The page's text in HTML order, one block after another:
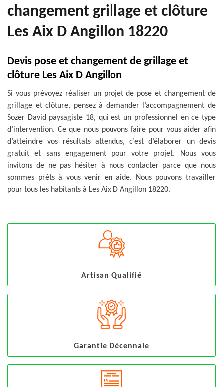
changement grillage et clôture
Les Aix D Angillon 18220
Devis pose et changement de grillage et
clôture Les Aix D Angillon
Si vous prévoyez réaliser un projet de pose et changement de
grillage et clôture, pensez à demander l’accompagnement de
Sozer David paysagiste 18, qui est un professionnel en ce type
d’intervention. Ce que nous pouvons faire pour vous aider afin
d’atteindre vos résultats attendus, c’est d’élaborer un devis
gratuit et sans engagement pour votre projet. Nous vous
invitons de ne pas hésiter à nous contacter parce que nous
sommes prêts à vous venir en aide. Nous pouvons travailler
pour tous les habitants à Les Aix D Angillon 18220.
Artisan Qualifié
Garantie Décennale